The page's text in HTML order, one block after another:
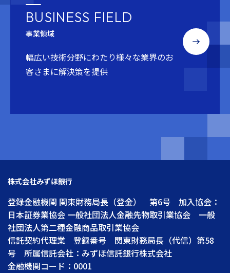
BUSINESS FIELD
事業領域
幅広い技術分野にわたり様々な業界のお
客さまに解決策を提供
株式会社みずほ銀行
登録金融機関 関東財務局長（登金） 第6号 加入協会：
日本証券業協会 一般社団法人金融先物取引業協会 一般
社団法人第二種金融商品取引業協会
信託契約代理業 登録番号 関東財務局長（代信）第58
号 所属信託会社：みずほ信託銀行株式会社
金融機関コード：0001